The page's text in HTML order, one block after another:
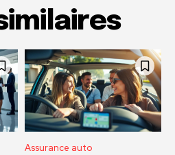
Assurance auto